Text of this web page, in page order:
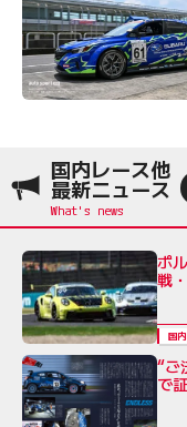
国内レース他
最新ニュース
ポ
戦
国
“ご
で